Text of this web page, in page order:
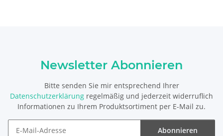
Newsletter Abonnieren
Bitte senden Sie mir entsprechend Ihrer
Datenschutzerklärung regelmäßig und jederzeit widerruflich
Informationen zu Ihrem Produktsortiment per E-Mail zu.
Abonnieren